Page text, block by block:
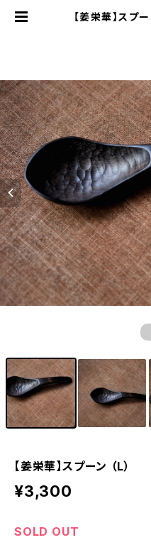
【姜栄華】ス
【姜栄華】スプーン （L）
¥3,300
SOLD OUT